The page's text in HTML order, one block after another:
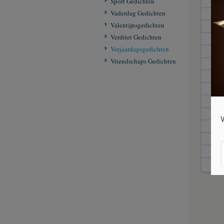
Vaderdag Gedichten
Valentijnsgedichten
Verdriet Gedichten
Verjaardagsgedichten
Vriendschaps Gedichten
Ik